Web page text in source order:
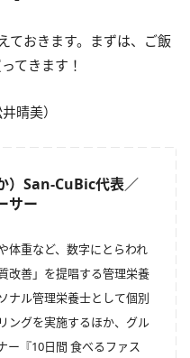
ておきます。まずは、ご飯
てきます！
晴美）
）San-CuBic代表／
サー
体重など、数字にとらわれ
改善」を提唱する管理栄養
ナル管理栄養士として個別
ングを実施するほか、グル
ー『10日間 食べるファス